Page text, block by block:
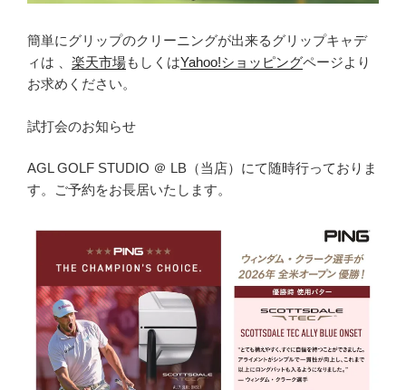
簡単にグリップのクリーニングが出来るグリップキャデ
ィは 、 楽天市場もしくはYahoo!ショッピングページより
お求めください。
試打会のお知らせ
AGL GOLF STUDIO ＠ LB（当店）にて随時行っておりま
す。ご予約をお長居いたします。